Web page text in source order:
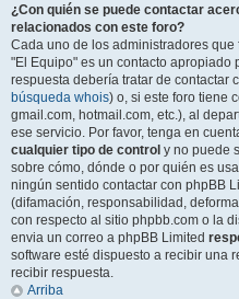
¿Con quién se puede contactar
relacionados con este foro?
Cada uno de los administradores
"El Equipo" es un contacto apropiado
respuesta debería tratar de contactar
búsqueda whois) o, si este foro tiene
gmail.com, hotmail.com, etc.), al
ese servicio. Por favor, tenga en
cualquier tipo de control y no puede
sobre cómo, dónde o por quién es
ningún sentido contactar con phpBB
(difamación, responsabilidad,
con respecto al sitio phpbb.com o la
envia un correo a phpBB Limited
software esté dispuesto a recibir una
recibir respuesta.
Arriba